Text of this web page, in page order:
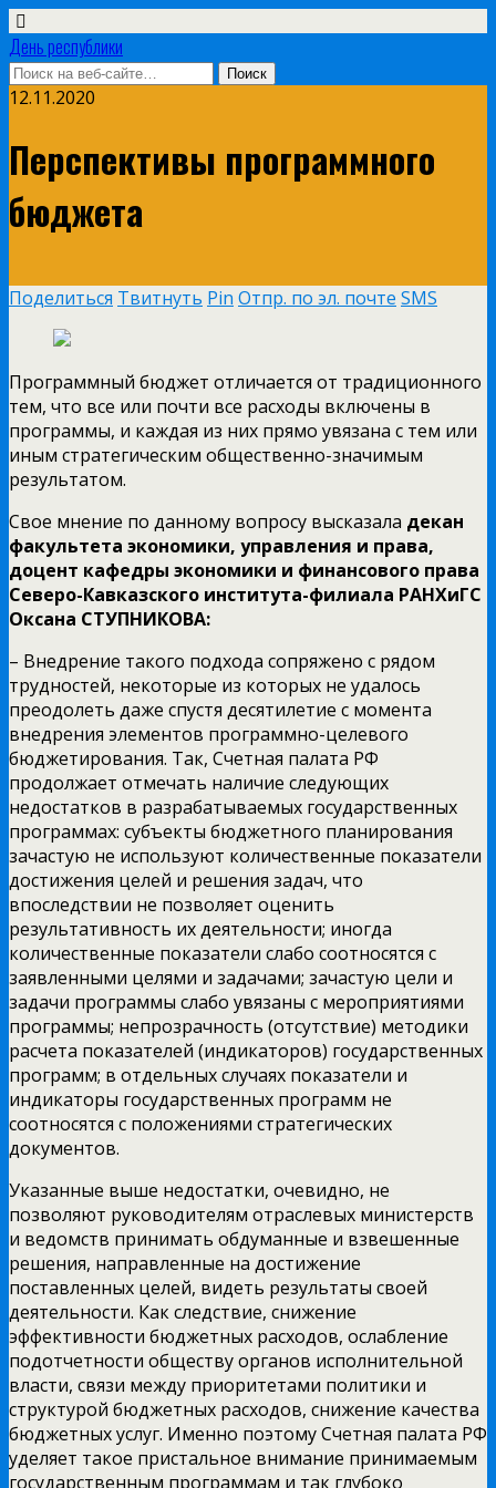
День республики
12.11.2020
Перспективы программного
бюджета
Поделиться Твитнуть Pin Отпр. по эл. почте SMS
Программный бюджет отличается от традиционного
тем, что все или почти все расходы включены в
программы, и каждая из них прямо увязана с тем или
иным стратегическим общественно-значимым
результатом.
Свое мнение по данному вопросу высказала декан
факультета экономики, управления и права,
доцент кафедры экономики и финансового права
Северо-Кавказского института-филиала РАНХиГС
Оксана СТУПНИКОВА:
– Внедрение такого подхода сопряжено с рядом
трудностей, некоторые из которых не удалось
преодолеть даже спустя десятилетие с момента
внедрения элементов программно-целевого
бюджетирования. Так, Счетная палата РФ
продолжает отмечать наличие следующих
недостатков в разрабатываемых государственных
программах: субъекты бюджетного планирования
зачастую не используют количественные показатели
достижения целей и решения задач, что
впоследствии не позволяет оценить
результативность их деятельности; иногда
количественные показатели слабо соотносятся с
заявленными целями и задачами; зачастую цели и
задачи программы слабо увязаны с мероприятиями
программы; непрозрачность (отсутствие) методики
расчета показателей (индикаторов) государственных
программ; в отдельных случаях показатели и
индикаторы государственных программ не
соотносятся с положениями стратегических
документов.
Указанные выше недостатки, очевидно, не
позволяют руководителям отраслевых министерств
и ведомств принимать обдуманные и взвешенные
решения, направленные на достижение
поставленных целей, видеть результаты своей
деятельности. Как следствие, снижение
эффективности бюджетных расходов, ослабление
подотчетности обществу органов исполнительной
власти, связи между приоритетами политики и
структурой бюджетных расходов, снижение качества
бюджетных услуг. Именно поэтому Счетная палата РФ
уделяет такое пристальное внимание принимаемым
государственным программам и так глубоко